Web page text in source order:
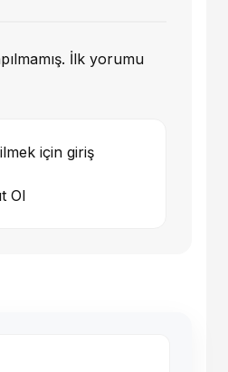
İlk yorumu
için giriş
Ol